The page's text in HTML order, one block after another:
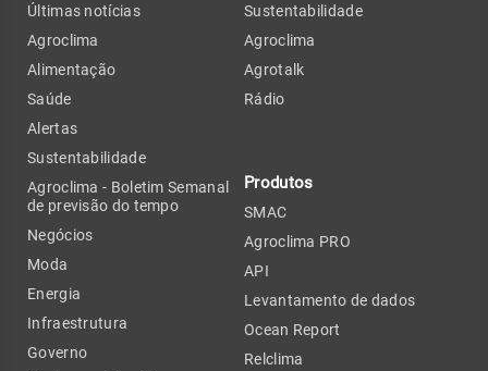
Últimas notícias
Agroclima
Alimentação
Saúde
Alertas
Sustentabilidade
Agroclima - Boletim Semanal
de previsão do tempo
Negócios
Moda
Energia
Infraestrutura
Governo
Sustentabilidade
Agroclima
Agrotalk
Rádio
Produtos
SMAC
Agroclima PRO
API
Levantamento de dados
Ocean Report
Relclima